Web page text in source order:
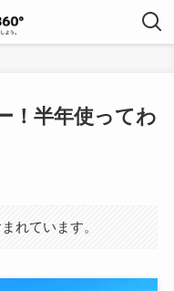
！半年使ってわ
れています。